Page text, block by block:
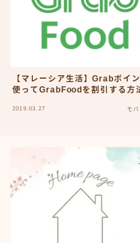
【マレーシア生活】Grabポイ
使ってGrabFoodを割引する方
2019.03.27 モ